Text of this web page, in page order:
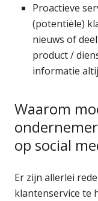
Proactieve
(potentiële)
nieuws of
product /
informatie
Waarom
op social
Er zijn allerlei
klantenservice te